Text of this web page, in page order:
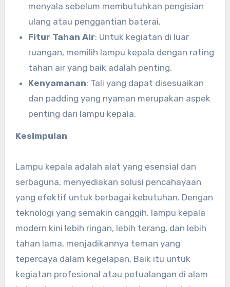
menyala sebelum membutuhkan pengisian
ulang atau penggantian baterai.
Fitur Tahan Air: Untuk kegiatan di luar
ruangan, memilih lampu kepala dengan rating
tahan air yang baik adalah penting.
Kenyamanan: Tali yang dapat disesuaikan
dan padding yang nyaman merupakan aspek
penting dari lampu kepala.
Kesimpulan
Lampu kepala adalah alat yang esensial dan
serbaguna, menyediakan solusi pencahayaan
yang efektif untuk berbagai kebutuhan. Dengan
teknologi yang semakin canggih, lampu kepala
modern kini lebih ringan, lebih terang, dan lebih
tahan lama, menjadikannya teman yang
tepercaya dalam kegelapan. Baik itu untuk
kegiatan profesional atau petualangan di alam